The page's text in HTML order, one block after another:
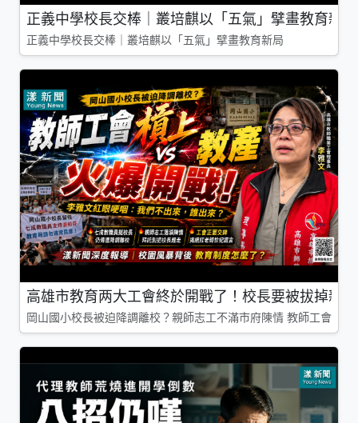
正義中學校長交棒｜叢培麒以「五氣」擘畫教育新局
正義中學校長交棒｜叢培麒以「五氣」擘畫教育新局
高雄市教育两大工會終於開戰了！校長要被拔掉親
岡山國小校長被迫降調離校？親師志工不滿市府陳情 教師工會槓